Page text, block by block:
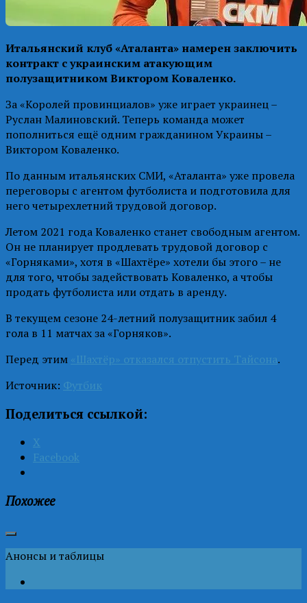
Итальянский клуб «Аталанта» намерен заключить
контракт с украинским атакующим
полузащитником Виктором Коваленко.
За «Королей провинциалов» уже играет украинец –
Руслан Малиновский. Теперь команда может
пополниться ещё одним гражданином Украины –
Виктором Коваленко.
По данным итальянских СМИ, «Аталанта» уже провела
переговоры с агентом футболиста и подготовила для
него четырехлетний трудовой договор.
Летом 2021 года Коваленко станет свободным агентом.
Он не планирует продлевать трудовой договор с
«Горняками», хотя в «Шахтёре» хотели бы этого – не
для того, чтобы задействовать Коваленко, а чтобы
продать футболиста или отдать в аренду.
В текущем сезоне 24-летний полузащитник забил 4
гола в 11 матчах за «Горняков».
Перед этим «Шахтёр» отказался отпустить Тайсона.
Источник: Футбик
Поделиться ссылкой:
X
Facebook
Похожее
Анонсы и таблицы